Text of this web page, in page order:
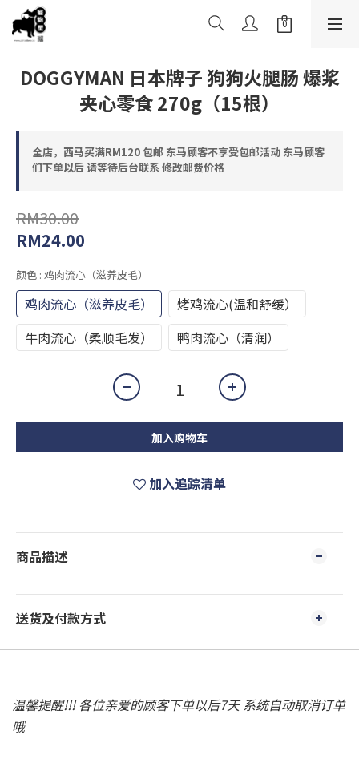
DOGGYMAN 日本牌子 狗狗火腿肠 爆浆
夹心零食 270g（15根）
全店，西马买满RM120 包邮 东马顾客不享受包邮活动 东马顾客
们下单以后 请等待后台联系 修改邮费价格
RM30.00
RM24.00
颜色 : 鸡肉流心（滋养皮毛）
鸡肉流心（滋养皮毛）
烤鸡流心(温和舒缓）
牛肉流心（柔顺毛发）
鸭肉流心（清润）
加入购物车
加入追踪清单
商品描述
送货及付款方式
温馨提醒!!! 各位亲爱的顾客下单以后7天 系统自动取消订单
哦